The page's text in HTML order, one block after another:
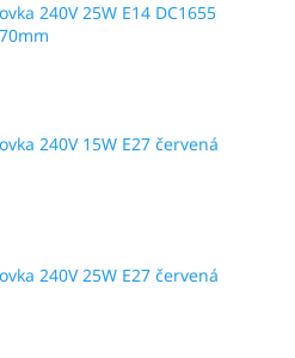
240V 25W E14 DC1655
240V 15W E27 červená
240V 25W E27 červená